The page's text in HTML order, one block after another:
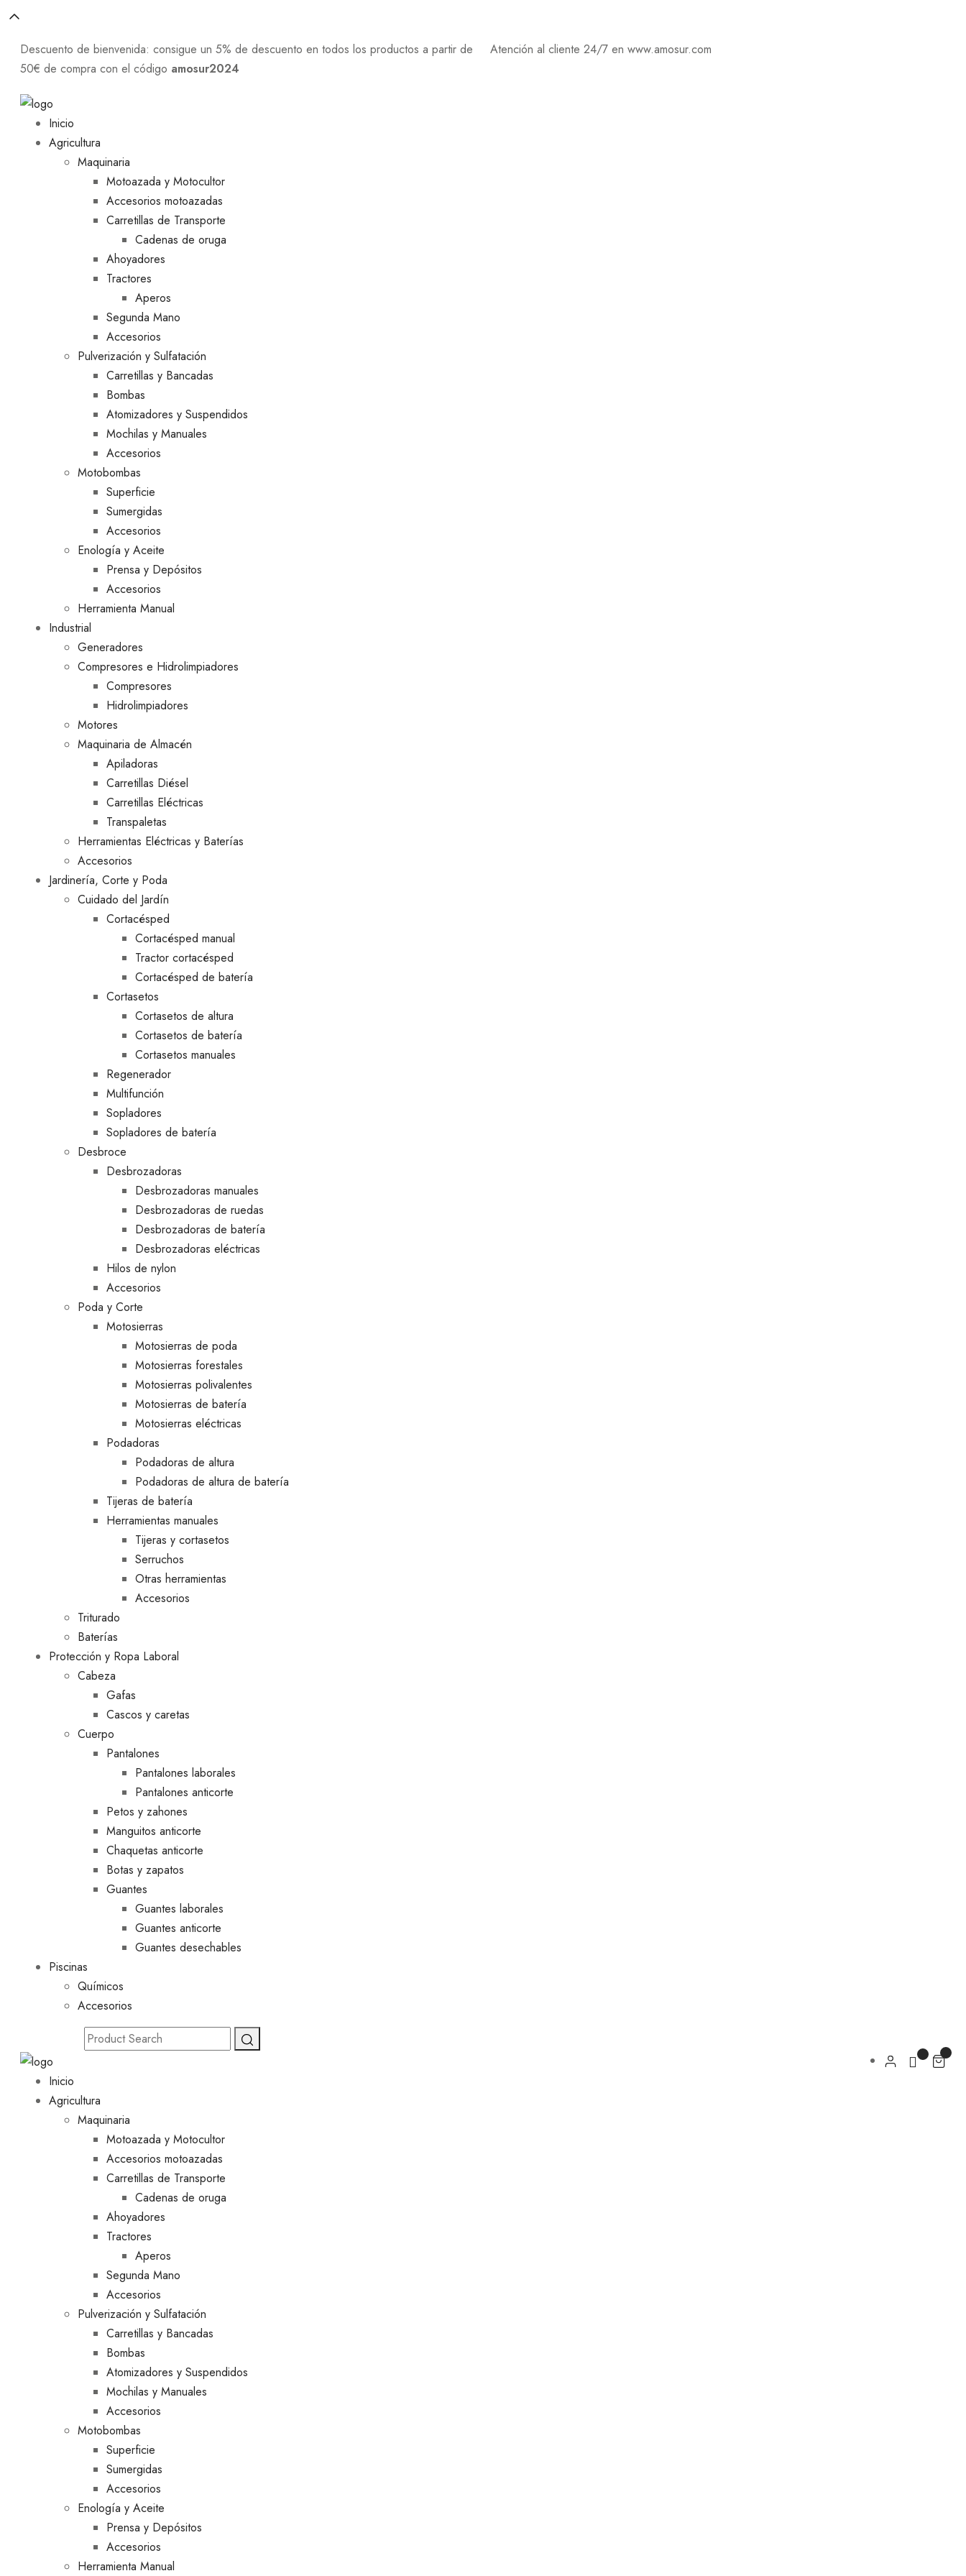
Descuento de bienvenida: consigue un 5% de descuento en todos los productos a partir de
50€ de compra con el código amosur2024
Atención al cliente 24/7 en www.amosur.com
Inicio
Agricultura
Maquinaria
Motoazada y Motocultor
Accesorios motoazadas
Carretillas de Transporte
Cadenas de oruga
Ahoyadores
Tractores
Aperos
Segunda Mano
Accesorios
Pulverización y Sulfatación
Carretillas y Bancadas
Bombas
Atomizadores y Suspendidos
Mochilas y Manuales
Accesorios
Motobombas
Superficie
Sumergidas
Accesorios
Enología y Aceite
Prensa y Depósitos
Accesorios
Herramienta Manual
Industrial
Generadores
Compresores e Hidrolimpiadores
Compresores
Hidrolimpiadores
Motores
Maquinaria de Almacén
Apiladoras
Carretillas Diésel
Carretillas Eléctricas
Transpaletas
Herramientas Eléctricas y Baterías
Accesorios
Jardinería, Corte y Poda
Cuidado del Jardín
Cortacésped
Cortacésped manual
Tractor cortacésped
Cortacésped de batería
Cortasetos
Cortasetos de altura
Cortasetos de batería
Cortasetos manuales
Regenerador
Multifunción
Sopladores
Sopladores de batería
Desbroce
Desbrozadoras
Desbrozadoras manuales
Desbrozadoras de ruedas
Desbrozadoras de batería
Desbrozadoras eléctricas
Hilos de nylon
Accesorios
Poda y Corte
Motosierras
Motosierras de poda
Motosierras forestales
Motosierras polivalentes
Motosierras de batería
Motosierras eléctricas
Podadoras
Podadoras de altura
Podadoras de altura de batería
Tijeras de batería
Herramientas manuales
Tijeras y cortasetos
Serruchos
Otras herramientas
Accesorios
Triturado
Baterías
Protección y Ropa Laboral
Cabeza
Gafas
Cascos y caretas
Cuerpo
Pantalones
Pantalones laborales
Pantalones anticorte
Petos y zahones
Manguitos anticorte
Chaquetas anticorte
Botas y zapatos
Guantes
Guantes laborales
Guantes anticorte
Guantes desechables
Piscinas
Químicos
Accesorios
Inicio
Agricultura
Maquinaria
Motoazada y Motocultor
Accesorios motoazadas
Carretillas de Transporte
Cadenas de oruga
Ahoyadores
Tractores
Aperos
Segunda Mano
Accesorios
Pulverización y Sulfatación
Carretillas y Bancadas
Bombas
Atomizadores y Suspendidos
Mochilas y Manuales
Accesorios
Motobombas
Superficie
Sumergidas
Accesorios
Enología y Aceite
Prensa y Depósitos
Accesorios
Herramienta Manual